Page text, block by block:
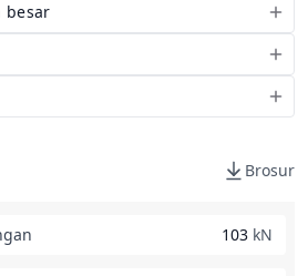
besar
Brosur
103 kN